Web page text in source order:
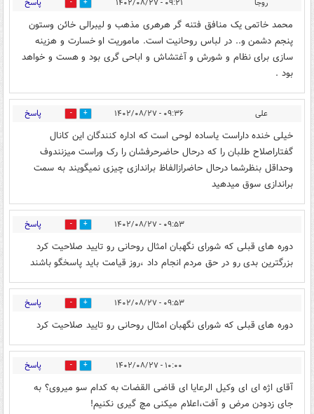
روجا ۰۹:۲۱ - ۱۴۰۲/۰۸/۲۷ 19
محمد خاتمی یک منافق فتنه گر هرهری مذهب و لیبرالی خائن وستون
پنجم دشمن و.. در لباس روحانیت است. ماموریت او خسارت و هزینه
سازی برای نظام و شورش و آغتشاش و اباحی گری بود و هست و خواهد
بود .
علی ۰۹:۳۶ - ۱۴۰۲/۰۸/۲۷ 0 پاسخ
خیلی خنده داراست یاساده لوحی است که اداره کنندگان این کانال
گفتاراصلاح طلبان را که درحال حاضرحرفشان را رک وراست میزنندوف
وحداقل بنظرشما درحال حاضرازالفاظ براندازی چیزی نمیگویند به سمت
براندازی سوق میدهید
۰۹:۵۳ - ۱۴۰۲/۰۸/۲۷ 3 پاسخ
دوره های قبلی که شورای نگهبان امثال روحانی رو تایید صلاحیت کرد
بزرگترین بدی رو در حق مردم انجام داد ،روز قیامت باید پاسخگو باشند
۰۹:۵۳ - ۱۴۰۲/۰۸/۲۷ 4 پاسخ
دوره های قبلی که شورای نگهبان امثال روحانی رو تایید صلاحیت کرد
۱۰:۰۰ - ۱۴۰۲/۰۸/۲۷ 8 پاسخ
آقای اژه ای ای وکیل الرعایا ای قاضی القضات به کدام سو میروی؟ به
جای زدودن مرض و آفت،اعلام میکنی مچ گیری نکنیم!